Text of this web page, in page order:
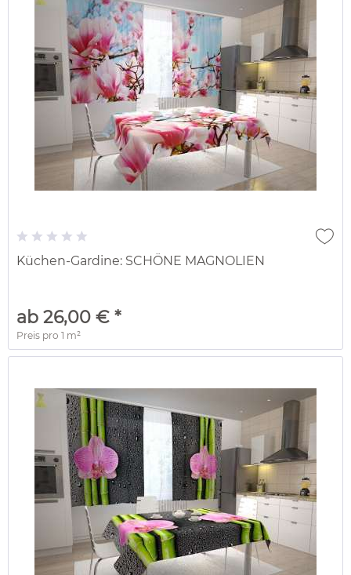
Küchen-Gardine: SCHÖNE MAGNOLIEN
ab 26,00 € *
Preis pro1 m²